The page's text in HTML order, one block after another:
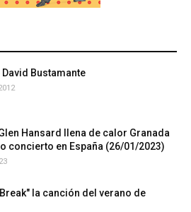
David Bustamante
Hansard llena de calor Granada
concierto en España (26/01/2023)
la canción del verano de